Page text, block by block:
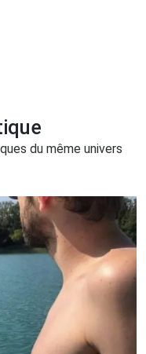
du même univers